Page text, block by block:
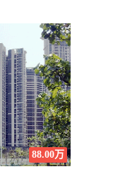
88.00万